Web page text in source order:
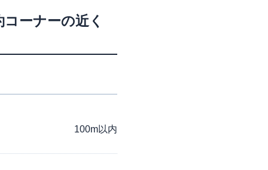
コーナーの近く
100m以内